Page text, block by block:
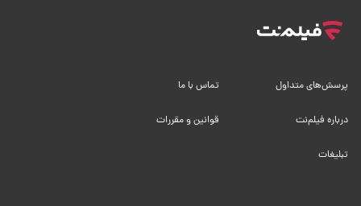
پرسش‌های متداول تماس با ما
درباره فیلم‌نت قوانین و مقررات
تبلیغات